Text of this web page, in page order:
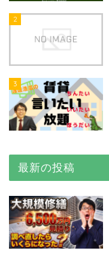
2
3
最新の投稿